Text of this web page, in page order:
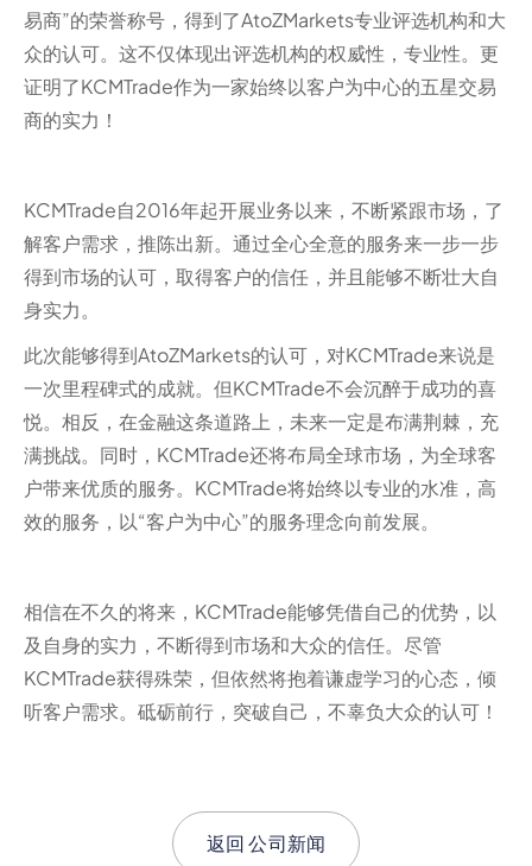
易商”的荣誉称号，得到了AtoZMarkets专业评选机构和大
众的认可。这不仅体现出评选机构的权威性，专业性。更
证明了KCMTrade作为一家始终以客户为中心的五星交易
商的实力！
KCMTrade自2016年起开展业务以来，不断紧跟市场，了
解客户需求，推陈出新。通过全心全意的服务来一步一步
得到市场的认可，取得客户的信任，并且能够不断壮大自
身实力。
此次能够得到AtoZMarkets的认可，对KCMTrade来说是
一次里程碑式的成就。但KCMTrade不会沉醉于成功的喜
悦。相反，在金融这条道路上，未来一定是布满荆棘，充
满挑战。同时，KCMTrade还将布局全球市场，为全球客
户带来优质的服务。KCMTrade将始终以专业的水准，高
效的服务，以“客户为中心”的服务理念向前发展。
相信在不久的将来，KCMTrade能够凭借自己的优势，以
及自身的实力，不断得到市场和大众的信任。尽管
KCMTrade获得殊荣，但依然将抱着谦虚学习的心态，倾
听客户需求。砥砺前行，突破自己，不辜负大众的认可！
返回公司新闻